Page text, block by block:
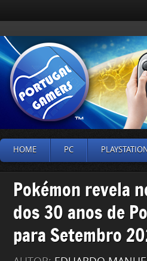
HOME PC
Pokémon revela
dos 30 anos de
para Setembro